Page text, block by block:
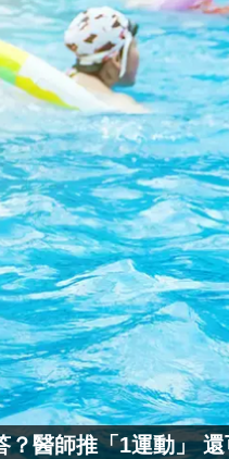
？醫師推「1運動」